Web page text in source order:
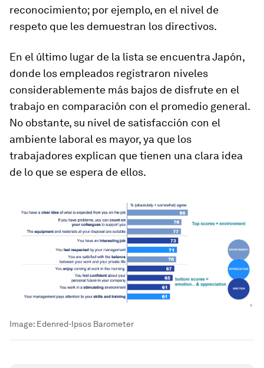
reconocimiento; por ejemplo, en el nivel de
respeto que les demuestran los directivos.
En el último lugar de la lista se encuentra Japón,
donde los empleados registraron niveles
considerablemente más bajos de disfrute en el
trabajo en comparación con el promedio general.
No obstante, su nivel de satisfacción con el
ambiente laboral es mayor, ya que los
trabajadores explican que tienen una clara idea
de lo que se espera de ellos.
Image: Edenred-Ipsos Barometer